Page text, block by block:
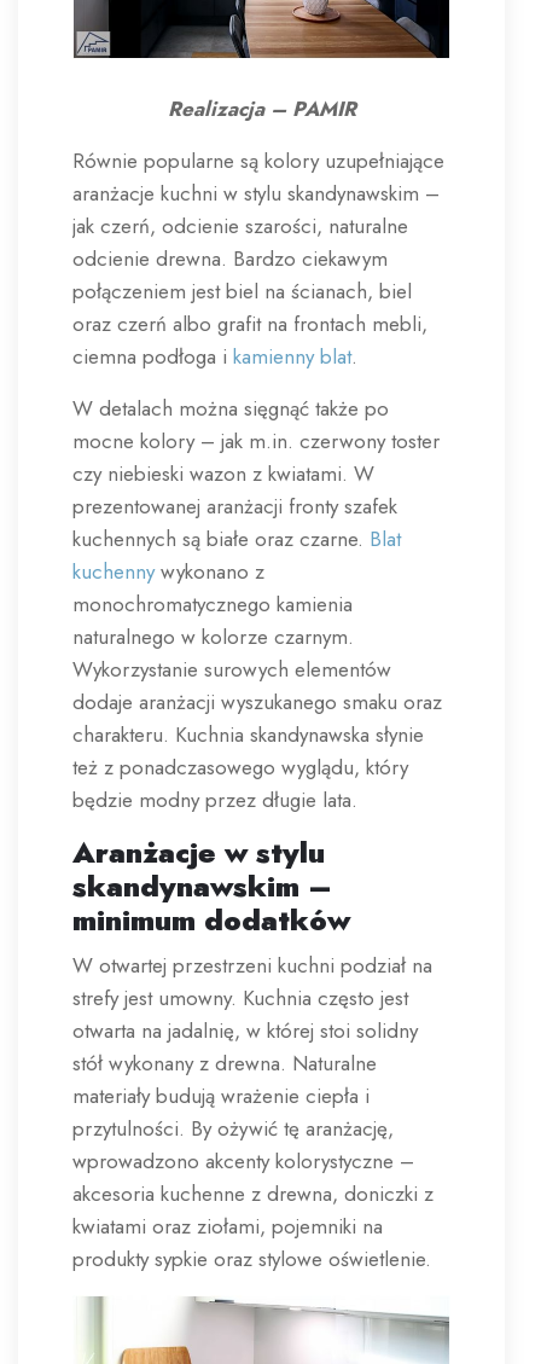
Realizacja – PAMIR
Równie popularne są kolory uzupełniające
aranżacje kuchni w stylu skandynawskim –
jak czerń, odcienie szarości, naturalne
odcienie drewna. Bardzo ciekawym
połączeniem jest biel na ścianach, biel
oraz czerń albo grafit na frontach mebli,
ciemna podłoga i kamienny blat.
W detalach można sięgnąć także po
mocne kolory – jak m.in. czerwony toster
czy niebieski wazon z kwiatami. W
prezentowanej aranżacji fronty szafek
kuchennych są białe oraz czarne. Blat
kuchennywykonano z
monochromatycznego kamienia
naturalnego w kolorze czarnym.
Wykorzystanie surowych elementów
dodaje aranżacji wyszukanego smaku oraz
charakteru. Kuchnia skandynawska słynie
też z ponadczasowego wyglądu, który
będzie modny przez długie lata.
Aranżacje w stylu
skandynawskim –
minimum dodatków
W otwartej przestrzeni kuchni podział na
strefy jest umowny. Kuchnia często jest
otwarta na jadalnię, w której stoi solidny
stół wykonany z drewna. Naturalne
materiały budują wrażenie ciepła i
przytulności. By ożywić tę aranżację,
wprowadzono akcenty kolorystyczne –
akcesoria kuchenne z drewna, doniczki z
kwiatami oraz ziołami, pojemniki na
produkty sypkie oraz stylowe oświetlenie.